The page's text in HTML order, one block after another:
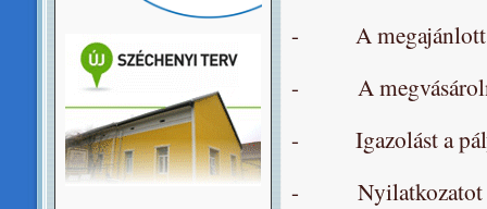
- A megajánlott
- A megvásárolni
- Igazolást a
- Nyilatkozatot a